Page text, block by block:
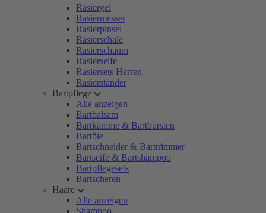
Rasiergel
Rasiermesser
Rasierpinsel
Rasierschale
Rasierschaum
Rasierseife
Rasiersets Herren
Rasierständer
Bartpflege
Alle anzeigen
Bartbalsam
Bartkämme & Bartbürsten
Bartöle
Bartschneider & Barttrimmer
Bartseife & Bartshampoo
Bartpflegesets
Bartscheren
Haare
Alle anzeigen
Shampoo